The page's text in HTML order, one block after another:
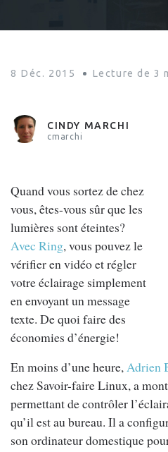
8 Déc. 2015 Lecture de 3
CINDY MARCHI
cmarchi
Quand vous sortez de chez
vous, êtes-vous sûr que les
lumières sont éteintes?
Avec Ring, vous pouvez le
vérifier en vidéo et régler
votre éclairage simplement
en envoyant un message
texte. De quoi faire des
économies d’énergie!
En moins d’une heure,Adrien
chez Savoir-faire Linux, a
permettant de contrôler
qu’il est au bureau. Il a
son ordinateur domestique